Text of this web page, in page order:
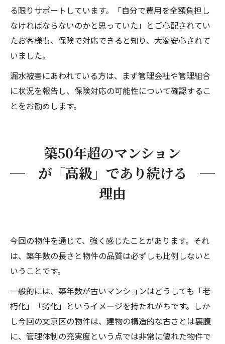
る限りサポートしています。「自分で費用を全額負担し
なければならないのかと思っていた」とご心配されてい
たお客様も、保険で対応できると知り、大変安心されて
いました。
漏水被害にあわれている方は、まず管理会社や管理組合
に状況を報告し、保険対応の可能性について確認するこ
とをお勧めします。
築50年超のマンション
が「高級」であり続ける
理由
今回の物件を通じて、強く感じたことがあります。それ
は、築年数の長さと物件の品質は必ずしも比例しないと
いうことです。
一般的には、築年数が古いマンションはどうしても「老
朽化」「劣化」というイメージを持たれがちです。しか
し今回の文京区の物件は、建物の構造的な古さとは裏腹
に、管理体制の充実度という点では非常に優れた物件で